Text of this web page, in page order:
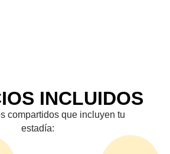
INCLUIDOS
compartidos que incluyen tu
estadía: